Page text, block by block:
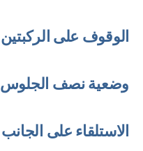
الوقوف على الركبتين
وضعية نصف الجلوس
الاستلقاء على الجانب